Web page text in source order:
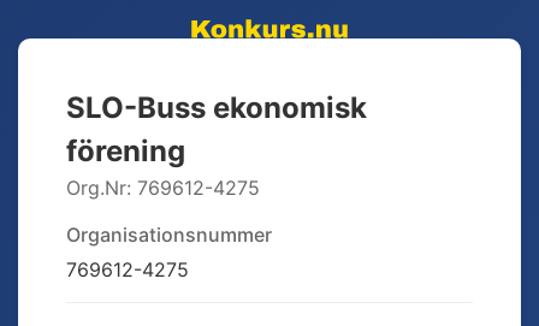
SLO-Buss ekonomisk
förening
Org.Nr: 769612-4275
Organisationsnummer
769612-4275